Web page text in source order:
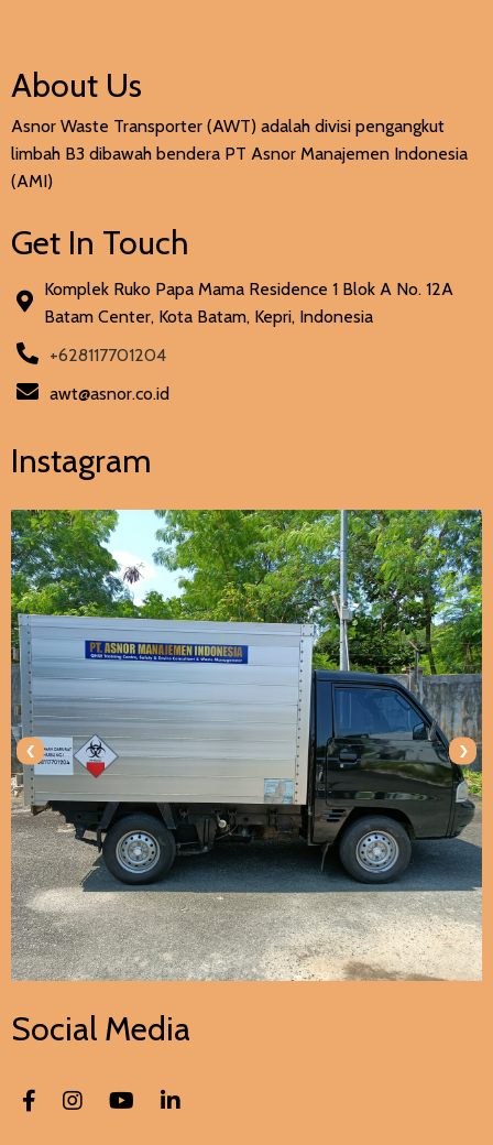
About Us
Asnor Waste Transporter (AWT) adalah divisi pengangkut
limbah B3 dibawah bendera PT Asnor Manajemen Indonesia
(AMI)
Get In Touch
Komplek Ruko Papa Mama Residence 1 Blok A No. 12A
Batam Center, Kota Batam, Kepri, Indonesia
+628117701204
awt@asnor.co.id
Instagram
‹ ›
Social Media